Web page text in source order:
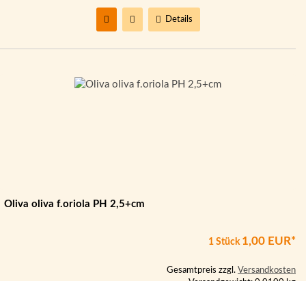
Details
Oliva oliva f.oriola PH 2,5+cm
1 Stück 1,00 EUR*
Gesamtpreis zzgl. Versandkosten